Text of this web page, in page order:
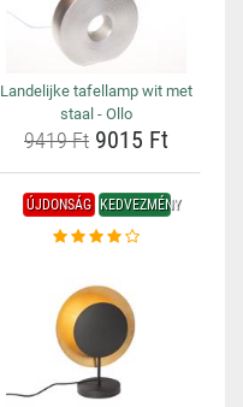
Landelijke tafellamp wit met
staal - Ollo
9419 Ft 9015 Ft
ÚJDONSÁG KEDVEZMÉNY